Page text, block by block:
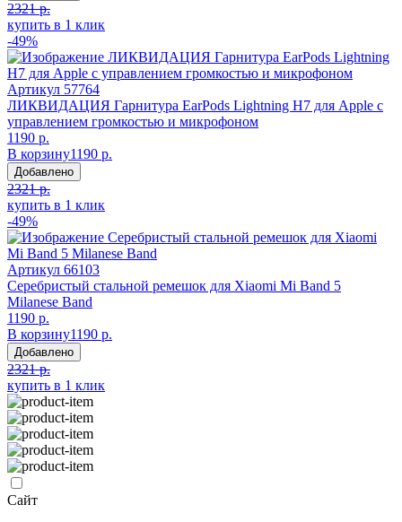
2321 р.
купить в 1 клик
-49%
Артикул 57764
ЛИКВИДАЦИЯ Гарнитура EarPods Lightning H7 для Apple с
управлением громкостью и микрофоном
1190 р.
В корзину1190 р.
Добавлено
2321 р.
купить в 1 клик
-49%
Артикул 66103
Серебристый стальной ремешок для Xiaomi Mi Band 5
Milanese Band
1190 р.
В корзину1190 р.
Добавлено
2321 р.
купить в 1 клик
Сайт